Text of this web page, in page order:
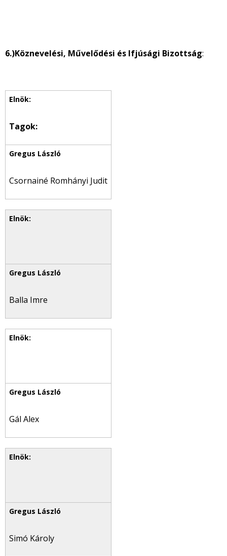
6.)Köznevelési, Művelődési és Ifjúsági Bizottság:
Tagok:
Csornainé Romhányi Judit
Balla Imre
Gál Alex
Simó Károly